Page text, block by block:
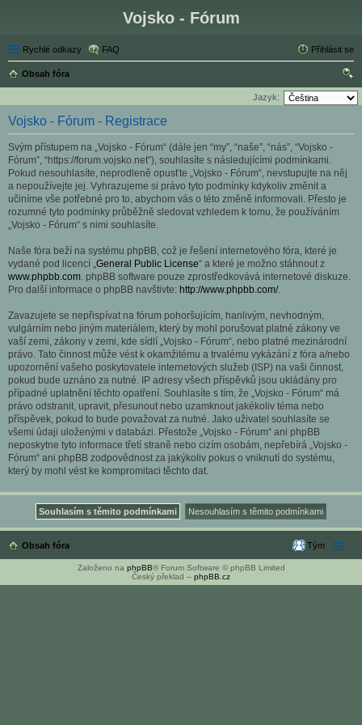
Vojsko - Fórum
Rychlé odkazy FAQ Přihlásit se
Obsah fóra
led
Jazyk:
Vojsko - Fórum - Registrace
Svým přístupem na „Vojsko - Fórum“ (dále jen “my”, “naše”, “nás”, “Vojsko -
Fórum”, “https://forum.vojsko.net”), souhlasíte s následujícími podmínkami.
Pokud nesouhlasíte, neprodleně opusťte „Vojsko - Fórum“, nevstupujte na něj
a nepoužívejte jej. Vyhrazujeme si právo tyto podmínky kdykoliv změnit a
učiníme vše potřebné pro to, abychom vás o této změně informovali. Přesto je
rozumné tyto podmínky průběžně sledovat vzhledem k tomu, že používáním
„Vojsko - Fórum“ s nimi souhlasíte.
Naše fóra beží na systému phpBB, což je řešení internetového fóra, které je
vydané pod licencí „General Public License“ a které je možno stáhnout z
www.phpbb.com. phpBB software pouze zprostředkovává internetové diskuze.
Pro další informace o phpBB navštivte: http://www.phpbb.com/.
Zavazujete se nepřispívat na fórum pohoršujícím, hanlivým, nevhodným,
vulgárním nebo jiným materiálem, který by mohl porušovat platné zákony ve
vaší zemi, zákony v zemi, kde sídlí „Vojsko - Fórum“, nebo platné mezinárodní
právo. Tato činnost může vést k okamžitému a trvalému vykázání z fóra a/nebo
upozornění vašeho poskytovatele internetových služeb (ISP) na vaši činnost,
pokud bude uznáno za nutné. IP adresy všech příspěvků jsou ukládány pro
případné uplatnění těchto opatření. Souhlasíte s tím, že „Vojsko - Fórum“ má
právo odstranit, upravit, přesunout nebo uzamknout jakékoliv téma nebo
příspěvek, pokud to bude považovat za nutné. Jako uživatel souhlasíte se
všemi údaji uloženými v databázi. Přestože „Vojsko - Fórum“ ani phpBB
neposkytne tyto informace třetí straně nebo cizím osobám, nepřebírá „Vojsko -
Fórum“ ani phpBB zodpovědnost za jakýkoliv pokus o vniknutí do systému,
který by mohl vést ke kompromitaci těchto dat.
Obsah fóra Tým
Založeno na phpBB® Forum Software © phpBB Limited
Český překlad – phpBB.cz